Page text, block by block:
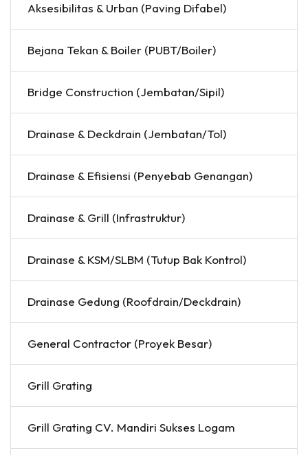
Aksesibilitas & Urban (Paving Difabel)
Bejana Tekan & Boiler (PUBT/Boiler)
Bridge Construction (Jembatan/Sipil)
Drainase & Deckdrain (Jembatan/Tol)
Drainase & Efisiensi (Penyebab Genangan)
Drainase & Grill (Infrastruktur)
Drainase & KSM/SLBM (Tutup Bak Kontrol)
Drainase Gedung (Roofdrain/Deckdrain)
General Contractor (Proyek Besar)
Grill Grating
Grill Grating CV. Mandiri Sukses Logam